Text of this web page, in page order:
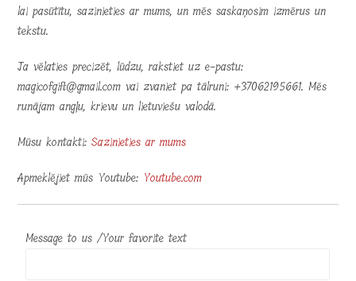
lai pasūtītu, sazinieties ar mums, un mēs saskaņosim izmērus un
tekstu.
Ja vēlaties precizēt, lūdzu, rakstiet uz e-pastu:
magicofgift@gmail.com vai zvaniet pa tālruni: +37062195661. Mēs
runājam angļu, krievu un lietuviešu valodā.
Mūsu kontakti:Sazinieties ar mums
Apmeklējiet mūs Youtube: Youtube.com
Message to us /Your favorite text